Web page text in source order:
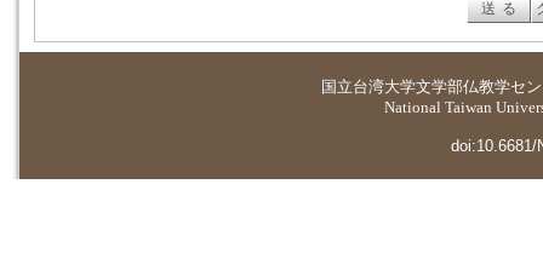
国立台湾大学文学部仏教学セ
National Taiwan
doi:10.6681/